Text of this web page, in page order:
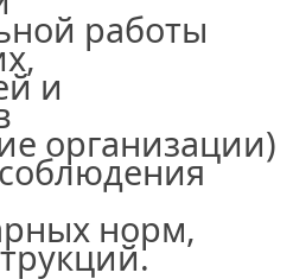
работы
и
организации)
норм,